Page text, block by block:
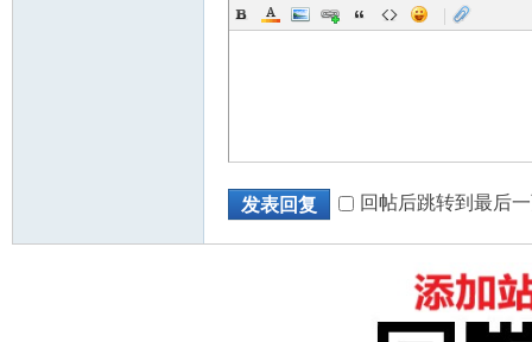
|
发表回复 回帖后跳转到最后